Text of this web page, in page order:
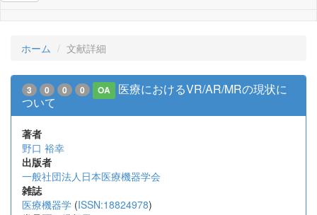
ホーム 文献詳細
3 0 0 0 OA
医療におけるVR/AR/MRの現状に
ついて
著者
野口 裕幸
出版者
一般社団法人日本医療機器学会
雑誌
医療機器学 (ISSN:18824978)